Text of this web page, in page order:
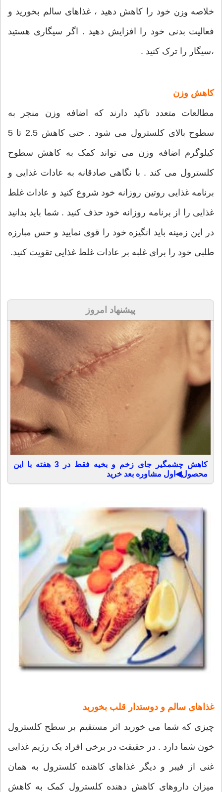
خلاصه وزن خود را کاهش دهید ، غذاهای سالم بخورید و
فعالیت بدنی خود را افزایش دهید . اگر سیگاری هستید
،سیگار را ترک کنید .
کاهش وزن
مطالعات متعدد تاکید دارند که اضافه وزن منجر به
سطوح بالای کلسترول می شود . حتی کاهش 2.5 تا 5
کیلوگرم اضافه وزن می تواند کمک به کاهش سطوح
کلسترول می کند . با نگاهی صادقانه به عادات غذایی و
برنامه غذایی روتین روزانه خود شروع کنید و عادات غلط
غذایی را از برنامه روزانه خود حذف کنید . شما باید بدانید
در این زمینه باید انگیزه خود را قوی نمایید و حس مبارزه
طلبی خود را برای غلبه بر عادات غلط غذایی تقویت کنید.
پیشنهاد امروز
کاهش چشمگیر جای زخم و بخیه فقط در 3 هفته با این
محصول◀اول مشاوره بعد خرید
غذاهای سالم و دوستدار قلب بخورید
چیزی که شما می خورید اثر مستقیم بر سطح کلسترول
خون شما دارد . در حقیقت در برخی افراد یک رژیم غذایی
غنی از فیبر و دیگر غذاهای کاهنده کلسترول به همان
میزان داروهای کاهش دهنده کلسترول کمک به کاهش